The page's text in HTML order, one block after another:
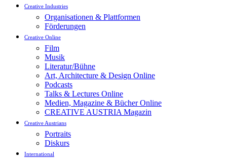
Creative Industries
Organisationen & Plattformen
Förderungen
Creative Online
Film
Musik
Literatur/Bühne
Art, Architecture & Design Online
Podcasts
Talks & Lectures Online
Medien, Magazine & Bücher Online
CREATIVE AUSTRIA Magazin
Creative Austrians
Portraits
Diskurs
International